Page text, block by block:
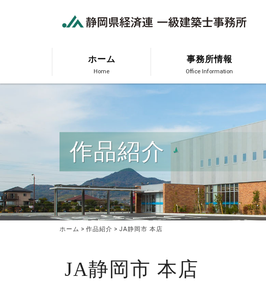
ホーム 事務所情報
作品紹介
ホーム > 作品紹介 > JA静岡市 本店
JA静岡市 本店